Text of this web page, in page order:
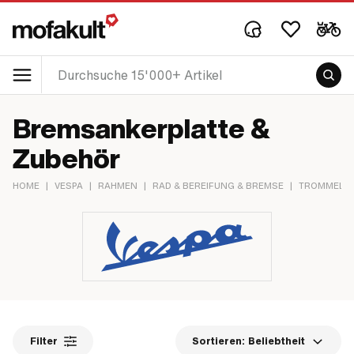
Bremsankerplatte &
Zubehör
HOME | VESPA | RAHMEN | RAD & BEREIFUNG & BREMSE |
Filter Sortieren: Beliebtheit